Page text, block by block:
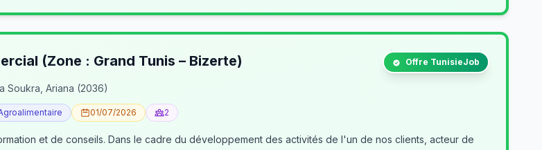
(Zone : Grand Tunis – Bizerte) Offre TunisieJob
Soukra, Ariana (2036)
01/07/2026 2
et de conseils. Dans le cadre du développement des activités de l'un de nos clients, acteur de